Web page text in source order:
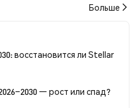
Больше
восстановится ли Stellar
— рост или спад?